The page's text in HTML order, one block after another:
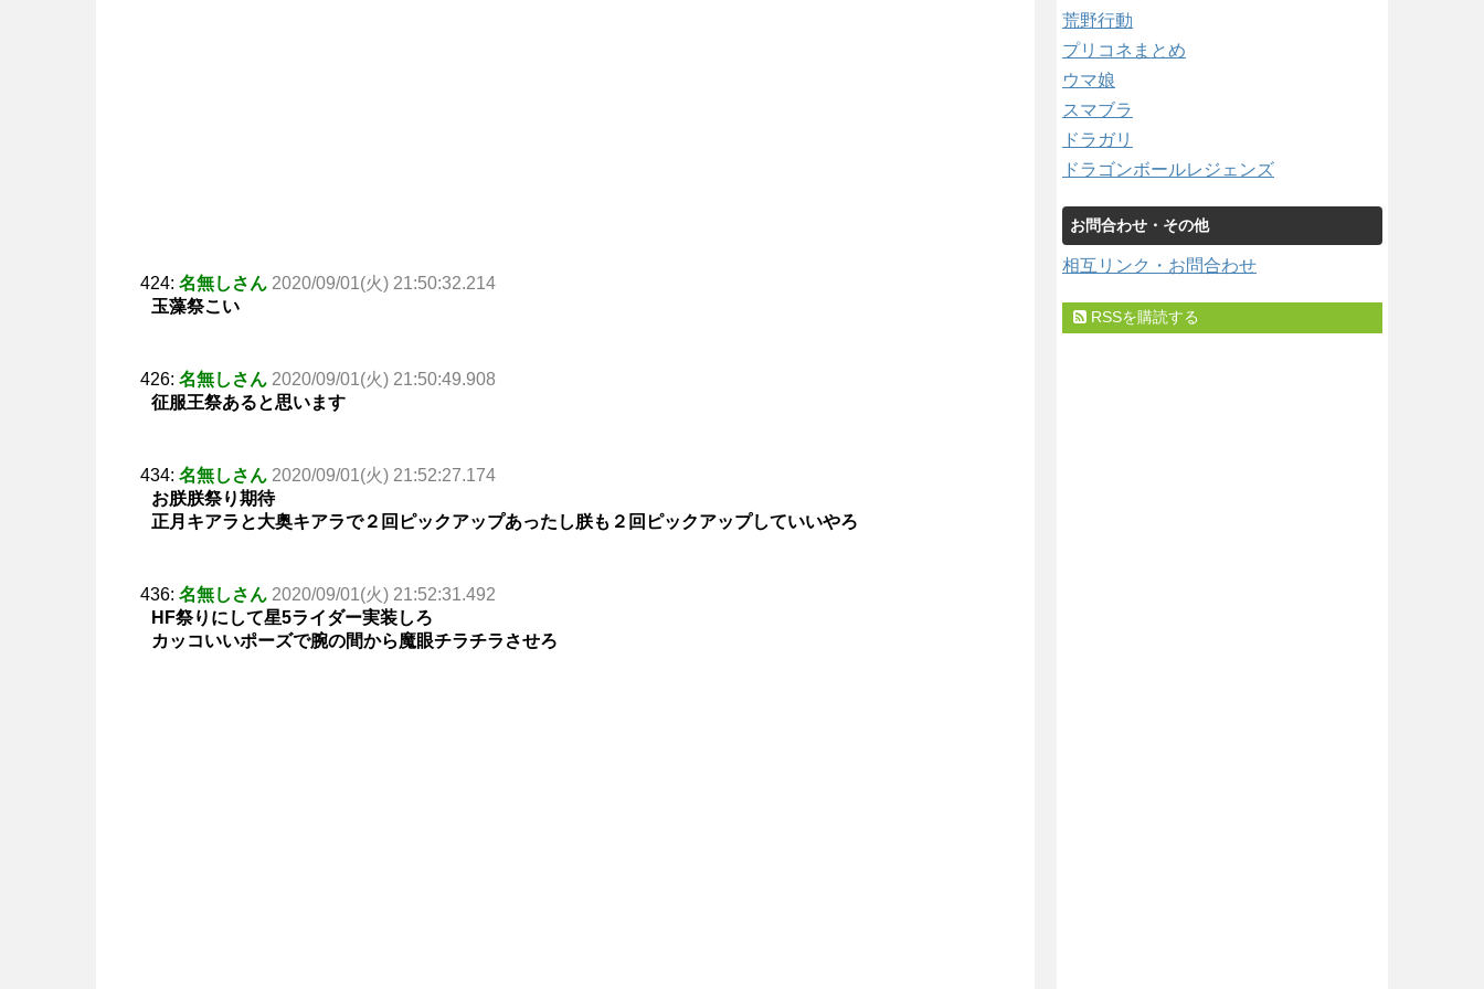
424: 名無しさん 2020/09/01(火) 21:50:32.214
玉藻祭こい
426: 名無しさん 2020/09/01(火) 21:50:49.908
征服王祭あると思います
434: 名無しさん 2020/09/01(火) 21:52:27.174
お朕朕祭り期待
正月キアラと大奥キアラで２回ピックアップあったし朕も２回ピックアップしていいやろ
436: 名無しさん 2020/09/01(火) 21:52:31.492
HF祭りにして星5ライダー実装しろ
カッコいいポーズで腕の間から魔眼チラチラさせろ
荒野行動
プリコネまとめ
ウマ娘
スマブラ
ドラガリ
ドラゴンボールレジェンズ
お問合わせ・その他
相互リンク・お問合わせ
RSSを購読する